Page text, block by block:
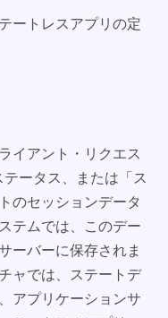
ートレスアプリの定
イアント・リクエス
ータス、または「ス
のセッションデータ
テムでは、このデー
ーバーに保存されま
ャでは、ステートデ
アプリケーションサ